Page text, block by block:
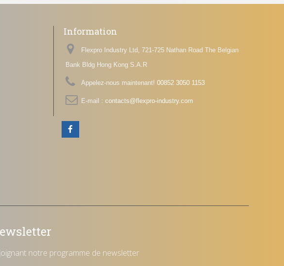
Information
Flexpro Industry Ltd, 721-725 Nathan Road The Belgian
Bank Bldg Hong Kong S.A.R
Appelez-nous maintenant! 00852 3050 1153
E-mail : contacts@flexpro-industry.com
notre programme de newsletter